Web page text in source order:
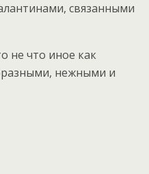
связанными
не что иное как
нежными и